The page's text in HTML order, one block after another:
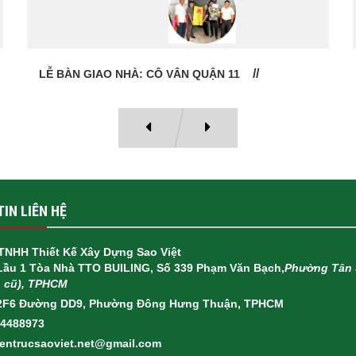
HỢP ĐỒNG THI CÔNG TRỌN GÓI QUẬN 6
LIÊN HỆ
Thiết Kế Xây Dựng Sao Việt
1 Tòa Nhà TTO BUILING, Số 339 Phạm Văn Bạch,Phường Tân
TPHCM
Đường DD9, Phường Đông Hưng Thuận, TPHCM